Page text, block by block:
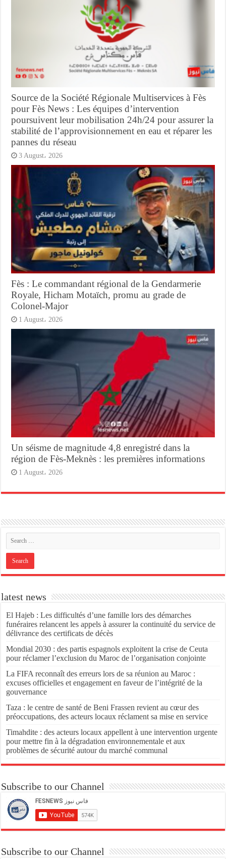
Source de la Société Régionale Multiservices à Fès
pour Fès News : Les équipes d’intervention
poursuivent leur mobilisation 24h/24 pour assurer la
stabilité de l’approvisionnement en eau et réparer les
pannes du réseau
3 August، 2026
Fès : Le commandant régional de la Gendarmerie
Royale, Hicham Motaïch, promu au grade de
Colonel-Major
1 August، 2026
Un séisme de magnitude 4,8 enregistré dans la
région de Fès-Meknès : les premières informations
1 August، 2026
latest news
El Hajeb : Les difficultés d’une famille lors des démarches
funéraires relancent les appels à assurer la continuité du service de
délivrance des certificats de décès
Mondial 2030 : des partis espagnols exploitent la crise de Ceuta
pour réclamer l’exclusion du Maroc de l’organisation conjointe
La FIFA reconnaît des erreurs lors de sa réunion au Maroc :
excuses officielles et engagement en faveur de l’intégrité de la
gouvernance
Taza : le centre de santé de Beni Frassen revient au cœur des
préoccupations, des acteurs locaux réclament sa mise en service
Timahdite : des acteurs locaux appellent à une intervention urgente
pour mettre fin à la dégradation environnementale et aux
problèmes de sécurité autour du marché communal
Subscribe to our Channel
Subscribe to our Channel